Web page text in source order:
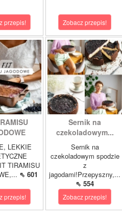
przepis! Zobacz przepis!
LEKKIE
TIRAMISU
⇖ 601
przepis!
Sernik na
czekoladowym...
Sernik na
czekoladowym spodzie
z
jagodami!Przepyszny,...
⇖ 554
Zobacz przepis!